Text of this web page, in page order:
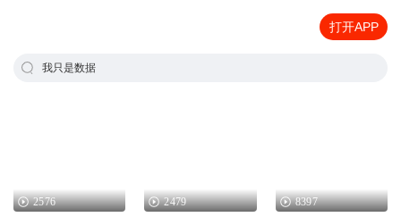
打开APP
我只是数据
2576 2479 8397